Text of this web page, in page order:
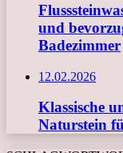
und
Badezimmer
12.02.2026
Klassische
Naturstein